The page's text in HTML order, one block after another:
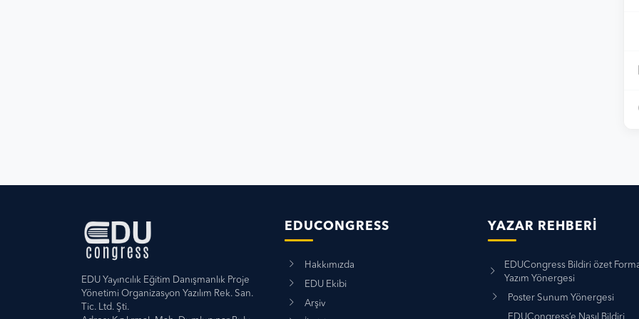
EDU Yayıncılık Eğitim Danışmanlık Proje
Yönetimi Organizasyon Yazılım Rek. San.
Tic. Ltd. Şti.
EDUCONGRESS
Hakkımızda
EDU Ekibi
Arşiv
YAZAR REHBERI
EDUCongress Bildiri özet
Yazım Yönergesi
Poster Sunum Yönergesi
EDUCongress’e Nasıl Bildiri